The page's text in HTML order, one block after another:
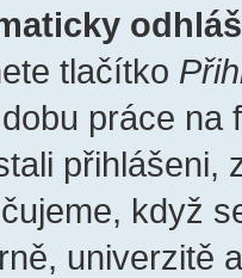
tlačítko
práce
přihlášeni,
když
univerzitě